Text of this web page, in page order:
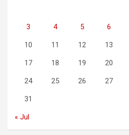
3 4 5 6
10 11 12 13
17 18 19 20
24 25 26 27
31
« Jul